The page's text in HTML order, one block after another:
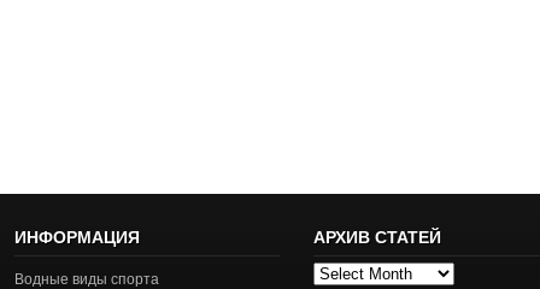
ИНФОРМАЦИЯ
Водные виды спорта
АРХИВ СТАТЕЙ
Архив